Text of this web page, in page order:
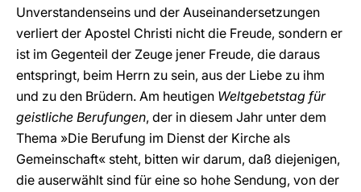
Unverstandenseins und der Auseinandersetzungen
verliert der Apostel Christi nicht die Freude, sondern er
ist im Gegenteil der Zeuge jener Freude, die daraus
entspringt, beim Herrn zu sein, aus der Liebe zu ihm
und zu den Brüdern. Am heutigen Weltgebetstag für
geistliche Berufungen, der in diesem Jahr unter dem
Thema »Die Berufung im Dienst der Kirche als
Gemeinschaft« steht, bitten wir darum, daß diejenigen,
die auserwählt sind für eine so hohe Sendung, von der